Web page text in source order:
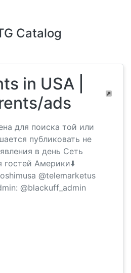
Catalog
in USA |
ads
для поиска той или
публиковать не
в день Сеть
гостей Америки⬇️
@telemarketus
@blackuff_admin